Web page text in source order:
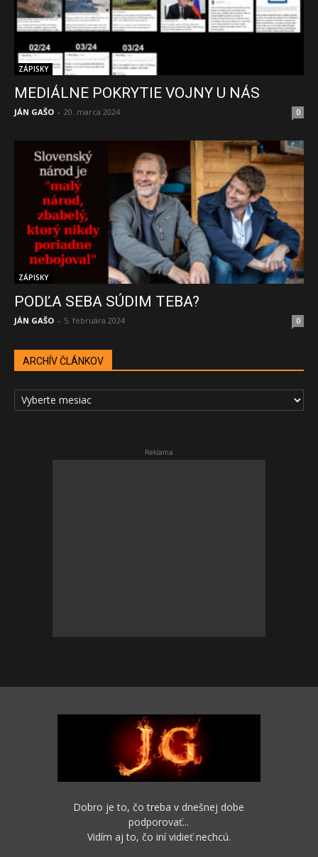
ZÁPISKY
MEDIÁLNE POKRYTIE VOJNY U NÁS
JÁN GAŠO - 20. marca 2024 0
ZÁPISKY
PODĽA SEBA SÚDIM TEBA?
JÁN GAŠO - 5. februára 2024 0
ARCHÍV ČLÁNKOV
ARCHÍV
ČLÁNKOV
Reklama
Dobro je to, čo treba v dnešnej dobe
podporovať...
Vidím aj to, čo iní vidieť nechcú.